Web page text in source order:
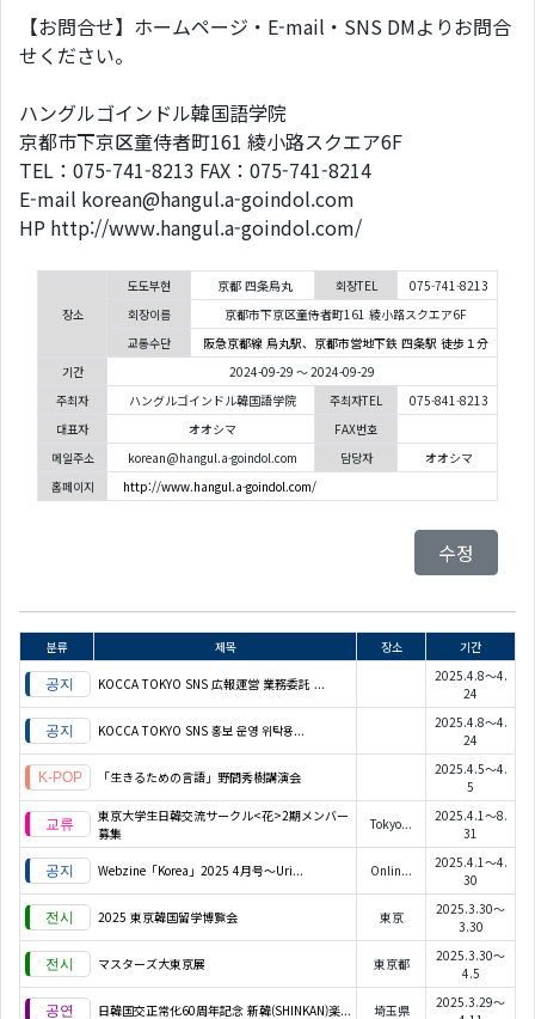
【お問合せ】ホームページ・E-mail・SNS DMよりお問合
せください。
ハングルゴインドル韓国語学院
京都市下京区童侍者町161 綾小路スクエア6F
TEL：075-741-8213 FAX：075-741-8214
E-mail korean@hangul.a-goindol.com
HP http://www.hangul.a-goindol.com/
장소
도도부현 京都 四条烏丸 회장TEL
075-741-8213
회장이름
京都市下京区童侍者町161 綾小路スクエア6F
교통수단
阪急京都線 烏丸駅、京都市営地下鉄 四条駅 徒歩１分
기간
2024-09-29 ～ 2024-09-29
주최자
ハングルゴインドル韓国語学院 주최자TEL
075-841-8213
대표자
オオシマ
FAX번호
메일주소
korean@hangul.a-goindol.com 담당자
オオシマ
홈페이지
http://www.hangul.a-goindol.com/
수정
분류 제목 장소 기간
KOCCA TOKYO SNS 広報運営 業務委託 ...
2025.4.8～4.
24
KOCCA TOKYO SNS 홍보 운영 위탁용...
2025.4.8～4.
24
「生きるための言語」野間秀樹講演会
2025.4.5～4.
5
東京大学生日韓交流サークル<花>2期メンバー
募集
Tokyo...
2025.4.1～8.
31
Webzine「Korea」2025 4月号～Uri... Onlin...
2025.4.1～4.
30
2025 東京韓国留学博覧会 東京
2025.3.30～
3.30
マスターズ大東京展 東京都
2025.3.30～
4.5
日韓国交正常化60周年記念 新韓(SHINKAN)楽... 埼玉県
2025.3.29～